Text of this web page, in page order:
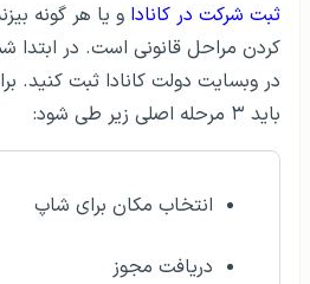
ثبت شرکت در کانادا و یا هر گونه
کردن مراحل قانونی است. در ابتدا
در وبسایت دولت کانادا ثبت کنید.
باید ۳ مرحله اصلی زیر طی شود:
انتخاب مکان برای شاپ
دریافت مجوز